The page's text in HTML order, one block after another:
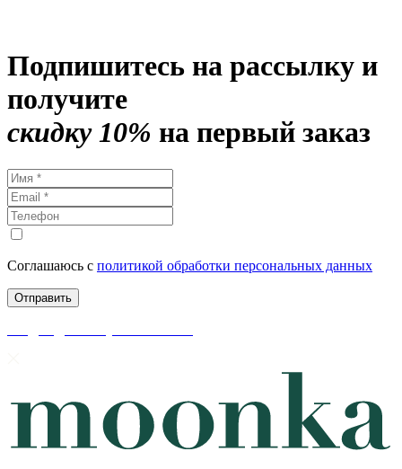
Подпишитесь на рассылку и
получите
скидку 10% на первый заказ
Соглашаюсь с политикой обработки персональных данных